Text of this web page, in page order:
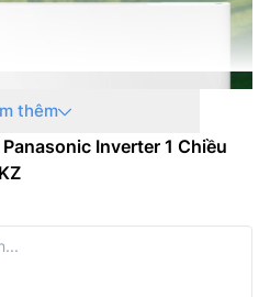
thêm
Inverter 1 Chiều